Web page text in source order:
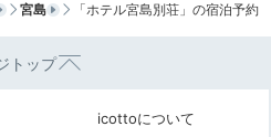
宮島 「ホテル宮島別荘」の宿泊予約
トップ
icottoについて